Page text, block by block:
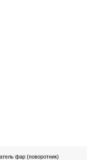
фар (поворотник)